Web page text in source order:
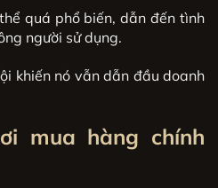
quá phổ biến, dẫn đến tình
người sử dụng.
khiến nó vẫn dẫn đầu doanh
mua hàng chính